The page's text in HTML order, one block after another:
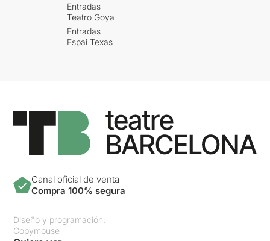
Entradas
Teatro Goya
Entradas
Espai Texas
Canal oficial de venta
Compra 100% segura
Diseño y programación:
Copymouse